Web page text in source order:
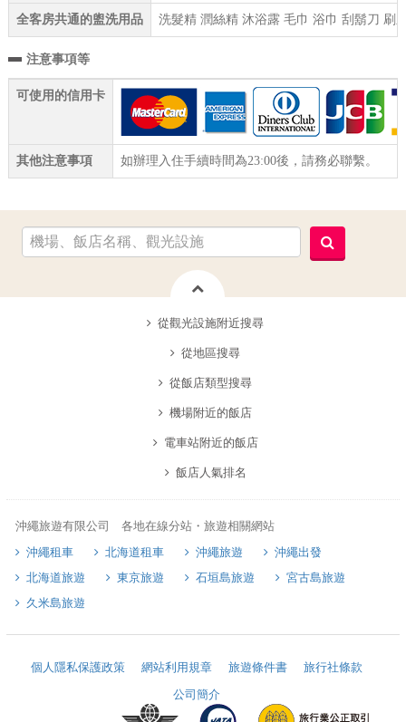
全客房共通的盥洗用品 洗髮精 潤絲精 沐浴露 毛巾 浴巾 刮鬍刀 刷
注意事項等
可使用的信用卡
其他注意事項 如辦理入住手續時間為23:00後，請務必聯繫。
從觀光設施附近搜尋
從地區搜尋
從飯店類型搜尋
機場附近的飯店
電車站附近的飯店
飯店人氣排名
沖繩旅遊有限公司 各地在線分站・旅遊相關網站
沖繩租車
北海道租車 沖繩旅遊
沖繩出發
北海道旅遊
東京旅遊 石垣島旅遊
宮古島旅遊
久米島旅遊
個人隱私保護政策 網站利用規章 旅遊條件書
旅行社條款
公司簡介